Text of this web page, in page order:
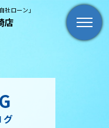
社ローン」
店
グ